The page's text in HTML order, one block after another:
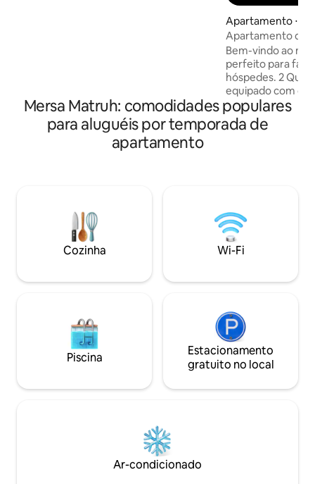
Apartamento ⋅
Apartamento de
(apenas para
Bem-vindo ao
perfeito para
hóspedes. 2
equipado com
Camas: amplos
os hóspedes. 2
Luminárias e
restaurantes e
Reserve sua
experimente
Mersa Matruh: comodidades populares
para aluguéis por temporada de
apartamento
Cozinha Wi-Fi
Piscina
Estacionamento
gratuito no local
Ar-condicionado